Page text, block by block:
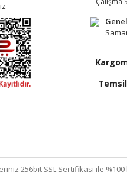
256bit SSL Sertifikası ile